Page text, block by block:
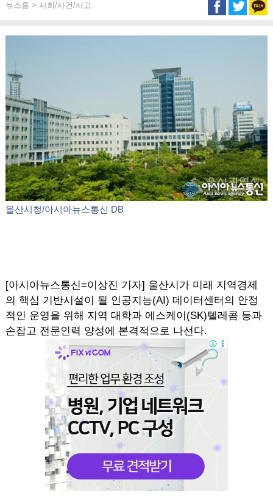
뉴스홈 > 사회/사건/사고
울산시청/아시아뉴스통신 DB
[아시아뉴스통신=이상진 기자] 울산시가 미래 지역경제
의 핵심 기반시설이 될 인공지능(AI) 데이터센터의 안정
적인 운영을 위해 지역 대학과 에스케이(SK)텔레콤 등과
손잡고 전문인력 양성에 본격적으로 나선다.